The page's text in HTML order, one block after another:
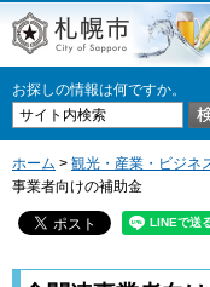
札幌市
お探しの情報は何ですか。
ホーム > 観光・産業・ビジネ
事業者向けの補助金